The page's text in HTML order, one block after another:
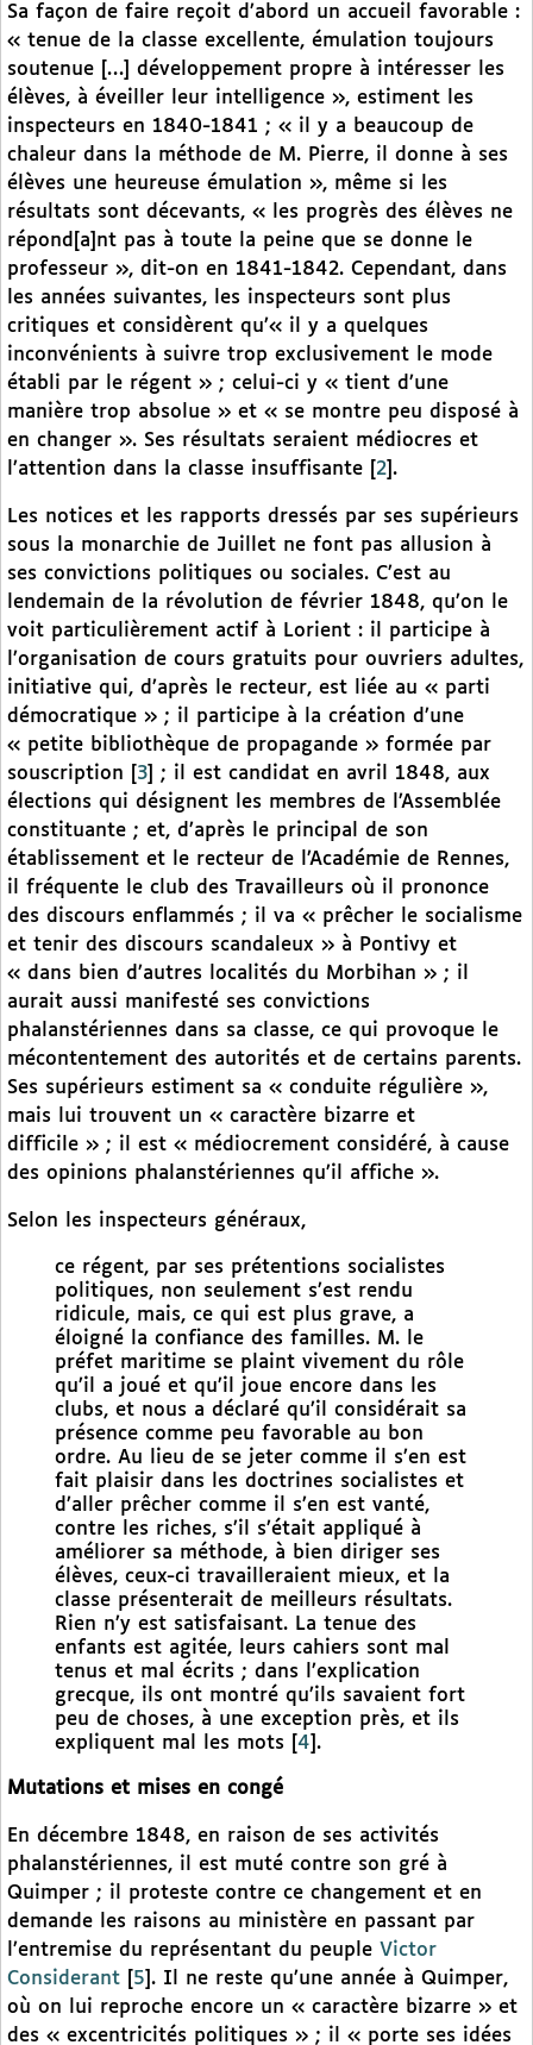
Sa façon de faire reçoit d’abord un accueil favorable :
« tenue de la classe excellente, émulation toujours
soutenue […] développement propre à intéresser les
élèves, à éveiller leur intelligence », estiment les
inspecteurs en 1840-1841 ; « il y a beaucoup de
chaleur dans la méthode de M. Pierre, il donne à ses
élèves une heureuse émulation », même si les
résultats sont décevants, « les progrès des élèves ne
répond[a]nt pas à toute la peine que se donne le
professeur », dit-on en 1841-1842. Cependant, dans
les années suivantes, les inspecteurs sont plus
critiques et considèrent qu’« il y a quelques
inconvénients à suivre trop exclusivement le mode
établi par le régent » ; celui-ci y « tient d’une
manière trop absolue » et « se montre peu disposé à
en changer ». Ses résultats seraient médiocres et
l’attention dans la classe insuffisante
2 .
Les notices et les rapports dressés par ses supérieurs
sous la monarchie de Juillet ne font pas allusion à
ses convictions politiques ou sociales. C’est au
lendemain de la révolution de février 1848, qu’on le
voit particulièrement actif à Lorient : il participe à
l’organisation de cours gratuits pour ouvriers adultes,
initiative qui, d’après le recteur, est liée au « parti
démocratique » ; il participe à la création d’une
« petite bibliothèque de propagande » formée par
souscription
3
; il est candidat en avril 1848, aux
élections qui désignent les membres de l’Assemblée
constituante ; et, d’après le principal de son
établissement et le recteur de l’Académie de Rennes,
il fréquente le club des Travailleurs où il prononce
des discours enflammés ; il va « prêcher le socialisme
et tenir des discours scandaleux » à Pontivy et
« dans bien d’autres localités du Morbihan » ; il
aurait aussi manifesté ses convictions
phalanstériennes dans sa classe, ce qui provoque le
mécontentement des autorités et de certains parents.
Ses supérieurs estiment sa « conduite régulière »,
mais lui trouvent un « caractère bizarre et
difficile » ; il est « médiocrement considéré, à cause
des opinions phalanstériennes qu’il affiche ».
Selon les inspecteurs généraux,
ce régent, par ses prétentions socialistes
politiques, non seulement s’est rendu
ridicule, mais, ce qui est plus grave, a
éloigné la confiance des familles. M. le
préfet maritime se plaint vivement du rôle
qu’il a joué et qu’il joue encore dans les
clubs, et nous a déclaré qu’il considérait sa
présence comme peu favorable au bon
ordre. Au lieu de se jeter comme il s’en est
fait plaisir dans les doctrines socialistes et
d’aller prêcher comme il s’en est vanté,
contre les riches, s’il s’était appliqué à
améliorer sa méthode, à bien diriger ses
élèves, ceux-ci travailleraient mieux, et la
classe présenterait de meilleurs résultats.
Rien n’y est satisfaisant. La tenue des
enfants est agitée, leurs cahiers sont mal
tenus et mal écrits ; dans l’explication
grecque, ils ont montré qu’ils savaient fort
peu de choses, à une exception près, et ils
expliquent mal les mots
4 .
Mutations et mises en congé
En décembre 1848, en raison de ses activités
phalanstériennes, il est muté contre son gré à
Quimper ; il proteste contre ce changement et en
demande les raisons au ministère en passant par
l’entremise du représentant du peuple Victor
Considerant
5 . Il ne reste qu’une année à Quimper,
où on lui reproche encore un « caractère bizarre » et
des « excentricités politiques » ; il « porte ses idées